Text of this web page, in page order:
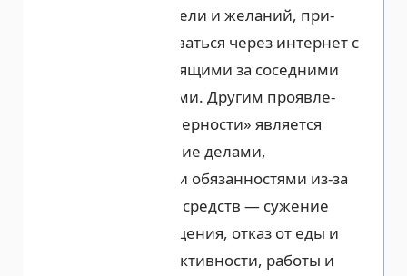
без особой цели и желаний, при­
вычка здороваться через интернет с
людьми, сидящими за соседними
компьютерами. Другим проявле­
нием «чрезмерности» является
пренебрегание делами,
интересами и обязанностями из-за
технических средств — сужение
времени обще­ния, отказ от еды и
сна, другой ак­тивности, работы и